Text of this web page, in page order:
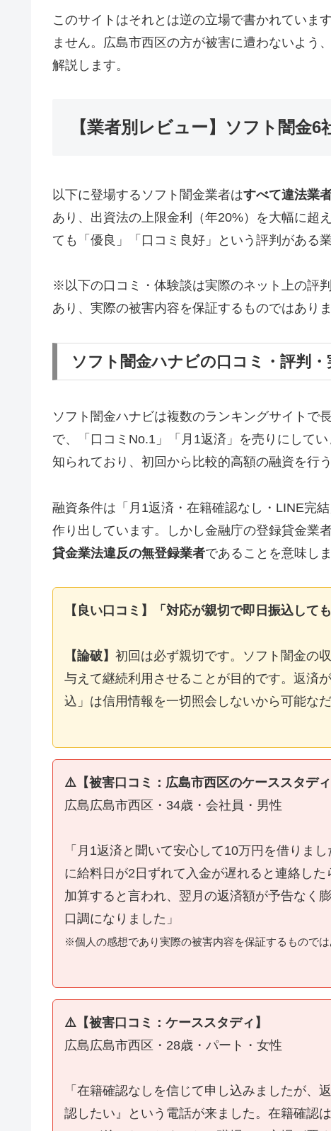
このサイトはそれとは逆の立場で書かれていま
ません。広島市西区の方が被害に遭わないよう
解説します。
【業者別レビュー】ソフト闇金
以下に登場するソフト闇金業者はすべて違法業
あり、出資法の上限金利（年20%）を大幅に超
ても「優良」「口コミ良好」という評判がある
※以下の口コミ・体験談は実際のネット上の評
あり、実際の被害内容を保証するものではありま
ソフト闇金ハナビの口コミ・評判・
ソフト闇金ハナビは複数のランキングサイトで
で、「口コミNo.1」「月1返済」を売りにして
知られており、初回から比較的高額の融資を行
融資条件は「月1返済・在籍確認なし・LINE完
作り出しています。しかし金融庁の登録貸金業
貸金業法違反の無登録業者であることを意味しま
【良い口コミ】「対応が親切で即日振込しても
【論破】 初回は必ず親切です。ソフト闇金の
与えて継続利用させることが目的です。返済
込」は信用情報を一切照会しないから可能な
⚠️【被害口コミ：広島市西区のケーススタディ
広島広島市西区・34歳・会社員・男性
「月1返済と聞いて安心して10万円を借りま
に給料日が2日ずれて入金が遅れると連絡し
加算すると言われ、翌月の返済額が予告なく
口調になりました」
※個人の感想であり実際の被害内容を保証するもので
⚠️【被害口コミ：ケーススタディ】
広島広島市西区・28歳・パート・女性
「在籍確認なしを信じて申し込みましたが、
認したい』という電話が来ました。在籍確認